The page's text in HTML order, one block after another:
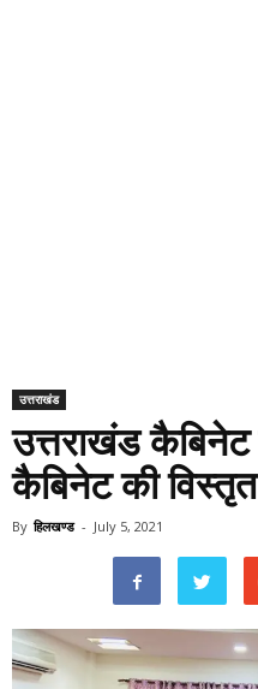
उत्तराखंड
उत्तराखंड कैबिनेट
कैबिनेट की
By हिलखण्ड - July 5, 2021